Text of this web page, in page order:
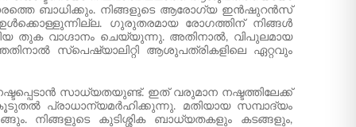
ബാധിക്കും. നിങ്ങളുടെ ആരോഗ്യ ഇൻഷുറൻസ്
ഗുരുതരമായ രോഗത്തിന് നിങ്ങൾ
തുക വാഗ്ദാനം ചെയ്യുന്നു. അതിനാൽ, വിപുലമായ
സ്പെഷ്യാലിറ്റി ആശുപത്രികളിലെ ഏറ്റവും
സാധ്യതയുണ്ട്. ഇത് വരുമാന നഷ്ടത്തിലേക്ക്
പ്രാധാന്യമർഹിക്കുന്നു. മതിയായ സമ്പാദ്യം
നിങ്ങളുടെ കുടിശ്ശിക ബാധ്യതകളും കടങ്ങളും,